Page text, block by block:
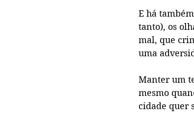
E há
tanto), os
mal, que
uma
Manter um
mesmo
cidade quer